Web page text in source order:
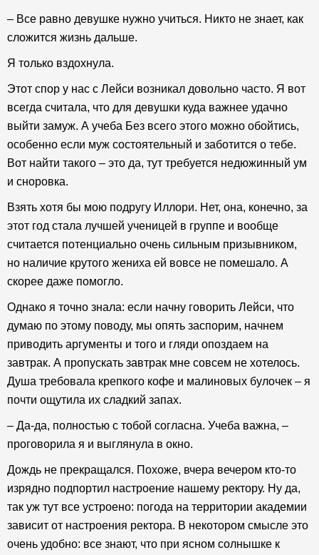
– Все равно девушке нужно учиться. Никто не знает, как
сложится жизнь дальше.
Я только вздохнула.
Этот спор у нас с Лейси возникал довольно часто. Я вот
всегда считала, что для девушки куда важнее удачно
выйти замуж. А учеба Без всего этого можно обойтись,
особенно если муж состоятельный и заботится о тебе.
Вот найти такого – это да, тут требуется недюжинный ум
и сноровка.
Взять хотя бы мою подругу Иллори. Нет, она, конечно, за
этот год стала лучшей ученицей в группе и вообще
считается потенциально очень сильным призывником,
но наличие крутого жениха ей вовсе не помешало. А
скорее даже помогло.
Однако я точно знала: если начну говорить Лейси, что
думаю по этому поводу, мы опять заспорим, начнем
приводить аргументы и того и гляди опоздаем на
завтрак. А пропускать завтрак мне совсем не хотелось.
Душа требовала крепкого кофе и малиновых булочек – я
почти ощутила их сладкий запах.
– Да-да, полностью с тобой согласна. Учеба важна, –
проговорила я и выглянула в окно.
Дождь не прекращался. Похоже, вчера вечером кто-то
изрядно подпортил настроение нашему ректору. Ну да,
так уж тут все устроено: погода на территории академии
зависит от настроения ректора. В некотором смысле это
очень удобно: все знают, что при ясном солнышке к